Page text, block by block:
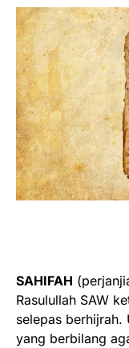
SAHIFAH
Rasulullah SAW
selepas berhijrah.
yang berbilang